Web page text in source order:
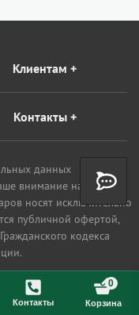
Контакты
0
Корзина
Клиентам +
Контакты+
данных
внимание на то, что
носят исключительно
публичной офертой,
кодекса